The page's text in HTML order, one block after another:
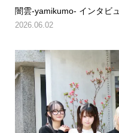
闇雲-yamikumo- インタビ
2026.06.02